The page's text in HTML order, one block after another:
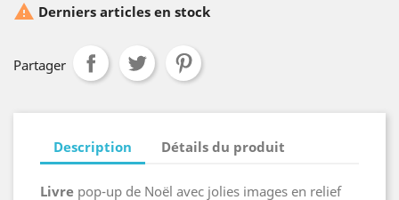
 Derniers articles en stock
Partager
Description Détails du produit
Livre pop-up de Noël avec jolies images en relief